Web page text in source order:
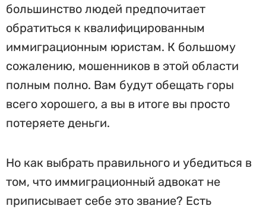
большинство людей предпочитает
обратиться к квалифицированным
иммиграционным юристам. К большому
сожалению, мошенников в этой области
полным полно. Вам будут обещать горы
всего хорошего, а вы в итоге вы просто
потеряете деньги.
Но как выбрать правильного и убедиться в
том, что иммиграционный адвокат не
приписывает себе это звание? Есть